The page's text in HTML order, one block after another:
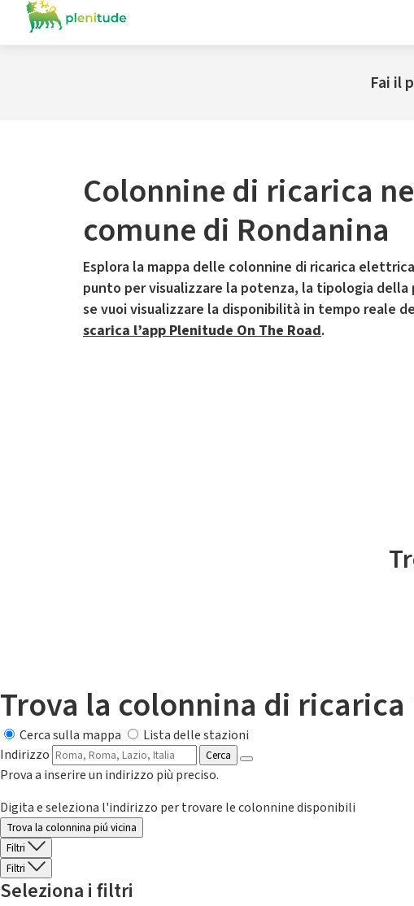
Fai il
Colonnine di ricarica
comune di Rondanina
Esplora la mappa delle colonnine di ricarica
punto per visualizzare la potenza, la tipologia della
se vuoi visualizzare la disponibilità in tempo reale
scarica l’app Plenitude On The Road.
Il
Trova la colonnina di
Cerca sulla mappa
Lista delle stazioni
Indirizzo
Cerca
Prova a inserire un indirizzo più preciso.
Digita e seleziona l'indirizzo per trovare le colonnine disponibili
Trova la colonnina piú vicina
Filtri
Filtri
Seleziona i filtri